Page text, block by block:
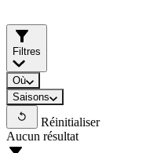
Filtres
Où
Saisons
Réinitialiser
Aucun résultat